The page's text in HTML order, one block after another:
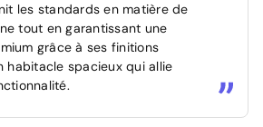
les standards en matière de
tout en garantissant une
grâce à ses finitions
habitacle spacieux qui allie